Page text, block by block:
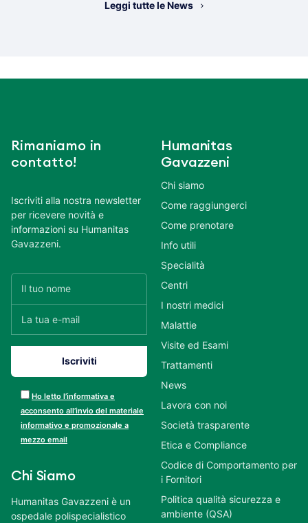
Leggi tutte le News
Rimaniamo in
contatto!
Iscriviti alla nostra newsletter
per ricevere novità e
informazioni su Humanitas
Gavazzeni.
Ho letto l’informativa e
acconsento all’invio del materiale
informativo e promozionale a
mezzo email
Chi Siamo
Humanitas Gavazzeni è un
ospedale polispecialistico
Humanitas
Gavazzeni
Chi siamo
Come raggiungerci
Come prenotare
Info utili
Specialità
Centri
I nostri medici
Malattie
Visite ed Esami
Trattamenti
News
Lavora con noi
Società trasparente
Etica e Compliance
Codice di Comportamento per
i Fornitori
Politica qualità sicurezza e
ambiente (QSA)